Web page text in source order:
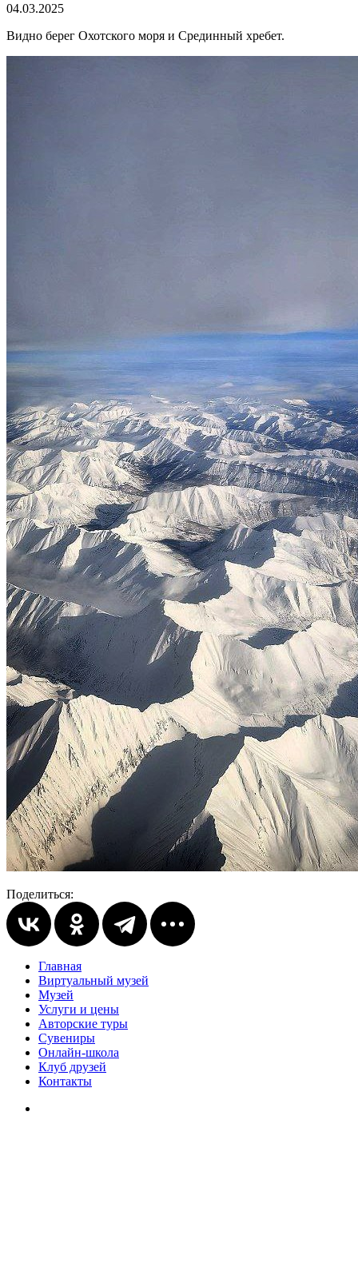
04.03.2025
Видно берег Охотского моря и Срединный хребет.
Поделиться:
Главная
Виртуальный музей
Музей
Услуги и цены
Авторские туры
Сувениры
Онлайн-школа
Клуб друзей
Контакты